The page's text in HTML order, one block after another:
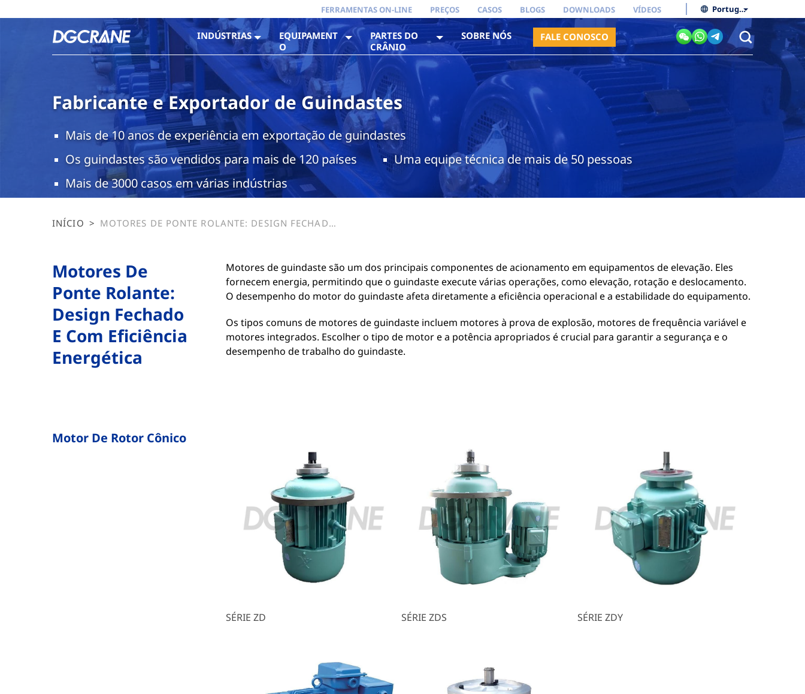
Português do Brasil
FERRAMENTAS ON-LINE PREÇOS CASOS BLOGS DOWNLOADS VÍDEOS
INDÚSTRIAS
EQUIPAMENT
O
PARTES DO
CRÂNIO
SOBRE NÓS FALE CONOSCO
Fabricante e Exportador de Guindastes
Mais de 10 anos de experiência em exportação de guindastes
Os guindastes são vendidos para mais de 120 países
Uma equipe técnica de mais de 50 pessoas
Mais de 3000 casos em várias indústrias
INÍCIO > MOTORES DE PONTE ROLANTE: DESIGN FECHADO
Motores De
Ponte Rolante:
Design Fechado
E Com Eficiência
Energética
Motores de guindaste são um dos principais componentes de acionamento em equipamentos de elevação. Eles
fornecem energia, permitindo que o guindaste execute várias operações, como elevação, rotação e deslocamento.
O desempenho do motor do guindaste afeta diretamente a eficiência operacional e a estabilidade do equipamento.
Os tipos comuns de motores de guindaste incluem motores à prova de explosão, motores de frequência variável e
motores integrados. Escolher o tipo de motor e a potência apropriados é crucial para garantir a segurança e o
desempenho de trabalho do guindaste.
Motor De Rotor Cônico
SÉRIE ZD SÉRIE ZDS SÉRIE ZDY